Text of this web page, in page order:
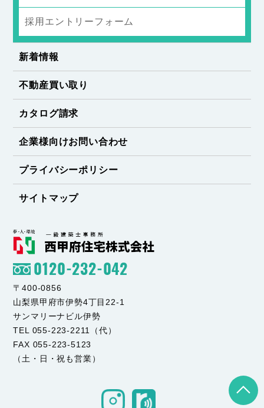
採用エントリーフォーム
新着情報
不動産買い取り
カタログ請求
企業様向けお問い合わせ
プライバシーポリシー
サイトマップ
0120-232-042
〒400-0856
山梨県甲府市伊勢4丁目22-1
サンマリーナビル伊勢
TEL 055-223-2211（代）
FAX 055-223-5123
（土・日・祝も営業）